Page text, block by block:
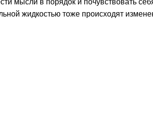
мысли в порядок и почувствовать
жидкостью тоже происходят